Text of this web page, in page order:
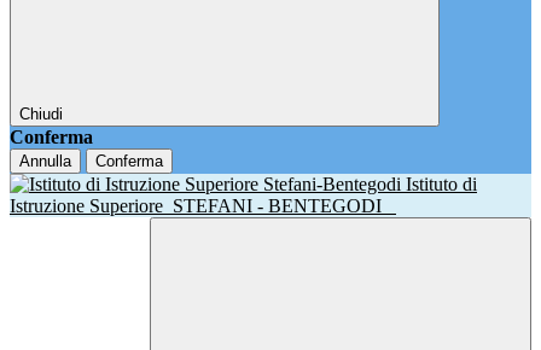
Chiudi
Conferma
Annulla Conferma
Istituto di
Istruzione Superiore STEFANI - BENTEGODI